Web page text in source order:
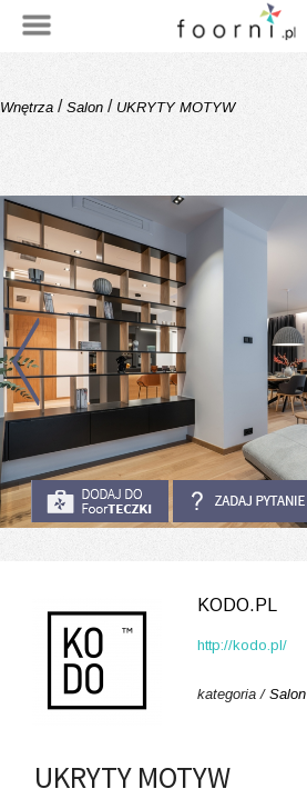
Wnętrza / Salon / UKRYTY MOTYW
KODO.PL
http://kodo.pl/
kategoria / Salon
UKRYTY MOTYW